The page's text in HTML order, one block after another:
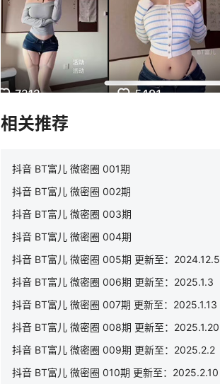
相关推荐
抖音 BT富儿 微密圈 001期
抖音 BT富儿 微密圈 002期
抖音 BT富儿 微密圈 003期
抖音 BT富儿 微密圈 004期
抖音 BT富儿 微密圈 005期 更新至：2024.12.5
抖音 BT富儿 微密圈 006期 更新至：2025.1.3
抖音 BT富儿 微密圈 007期 更新至：2025.1.13
抖音 BT富儿 微密圈 008期 更新至：2025.1.20
抖音 BT富儿 微密圈 009期 更新至：2025.2.2
抖音 BT富儿 微密圈 010期 更新至：2025.2.10